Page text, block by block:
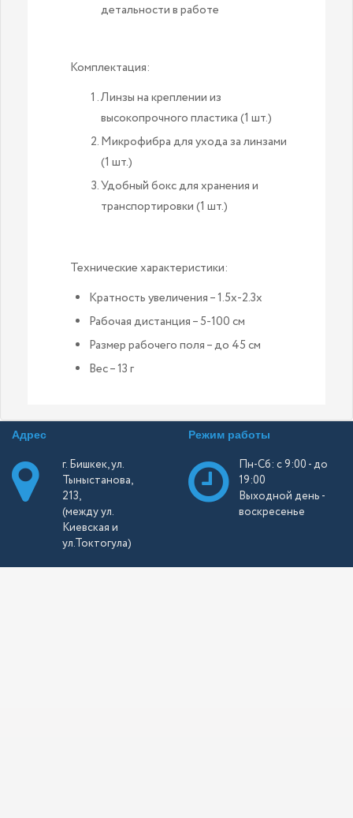
детальности в работе
Комплектация:
Линзы на креплении из
высокопрочного пластика (1 шт.)
Микрофибра для ухода за линзами
(1 шт.)
Удобный бокс для хранения и
транспортировки (1 шт.)
Технические характеристики:
Кратность увеличения – 1.5x-2.3x
Рабочая дистанция – 5-100 см
Размер рабочего поля – до 45 см
Вес – 13 г
Адрес
г. Бишкек, ул.
Тыныстанова,
213,
(между ул.
Киевская и
ул.Токтогула)
Режим работы
Пн-Сб: с 9:00 - до
19:00
Выходной день -
воскресенье